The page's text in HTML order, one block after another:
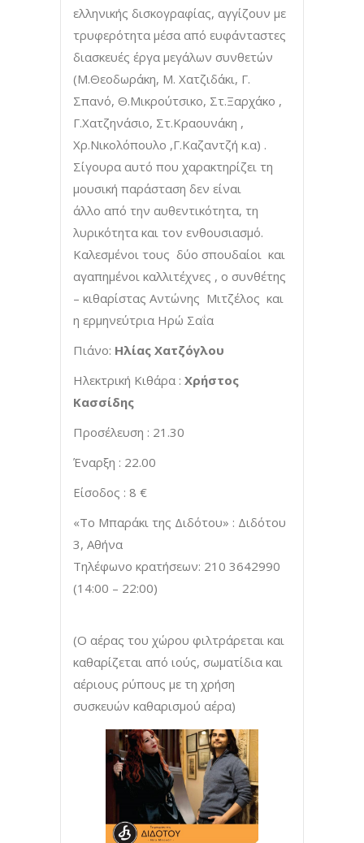
ελληνικής δισκογραφίας, αγγίζουν με
τρυφερότητα μέσα από ευφάνταστες
διασκευές έργα μεγάλων συνθετών
(M.Θεοδωράκη, Μ. Χατζιδάκι, Γ.
Σπανό, Θ.Μικρούτσικο, Στ.Ξαρχάκο ,
Γ.Χατζηνάσιο, Στ.Κραουνάκη ,
Χρ.Νικολόπουλο ,Γ.Καζαντζή κ.α) .
Σίγουρα αυτό που χαρακτηρίζει τη
μουσική παράσταση δεν είναι
άλλο από την αυθεντικότητα, τη
λυρικότητα και τον ενθουσιασμό.
Καλεσμένοι τους δύο σπουδαίοι και
αγαπημένοι καλλιτέχνες , ο συνθέτης
– κιθαρίστας Αντώνης Μιτζέλος και
η ερμηνεύτρια Ηρώ Σαΐα
Πιάνο: Ηλίας Χατζόγλου
Ηλεκτρική Κιθάρα : Χρήστος
Κασσίδης
Προσέλευση : 21.30
Έναρξη : 22.00
Είσοδος : 8 €
«Το Μπαράκι της Διδότου» : Διδότου
3, Αθήνα
Τηλέφωνο κρατήσεων: 210 3642990
(14:00 – 22:00)
(Ο αέρας του χώρου φιλτράρεται και
καθαρίζεται από ιούς, σωματίδια και
αέριους ρύπους με τη χρήση
συσκευών καθαρισμού αέρα)